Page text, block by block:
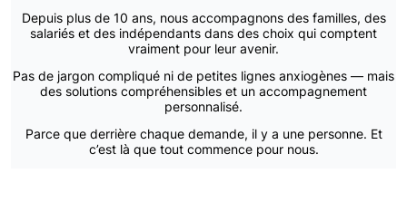
Depuis plus de 10 ans, nous accompagnons des familles, des
salariés et des indépendants dans des choix qui comptent
vraiment pour leur avenir.
Pas de jargon compliqué ni de petites lignes anxiogènes — mais
des solutions compréhensibles et un accompagnement
personnalisé.
Parce que derrière chaque demande, il y a une personne. Et
c’est là que tout commence pour nous.